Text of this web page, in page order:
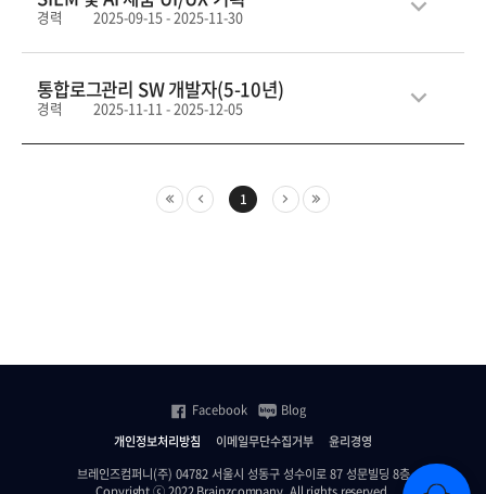
경력 2025-09-15 - 2025-11-30
통합로그관리 SW 개발자(5-10년)
경력 2025-11-11 - 2025-12-05
1
개인정보처리방침 이메일무단수집거부
윤리경영
브레인즈컴퍼니(주) 04782 서울시 성동구 성수이로 87 성문빌딩 8층
Facebook Blog